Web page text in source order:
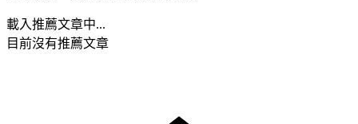
載入推薦文章中...
目前沒有推薦文章